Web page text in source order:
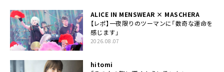
ALICE IN MENSWEAR × MASCHERA
【レポ】一夜限りのツーマンに「数奇な運命を
感じます」
2026.08.07
hitomi